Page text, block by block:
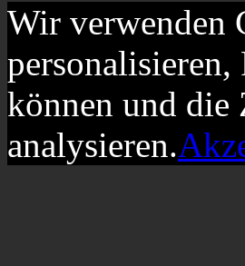
Wir verwenden
können und die
analysieren.